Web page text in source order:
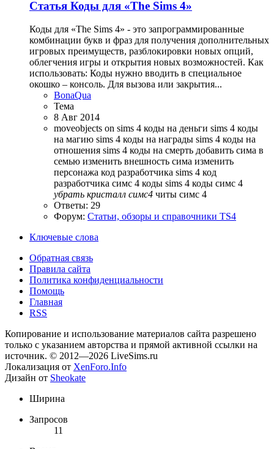
Статья Коды для «The Sims 4»
Коды для «The Sims 4» - это запрограммированные
комбинации букв и фраз для получения дополнительных
игровых преимуществ, разблокировки новых опций,
облегчения игры и открытия новых возможностей. Как
использовать: Коды нужно вводить в специальное
окошко – консоль. Для вызова или закрытия...
BonaQua
Тема
8 Авг 2014
moveobjects on sims 4 коды на деньги sims 4 коды
на магию sims 4 коды на награды sims 4 коды на
отношения sims 4 коды на смерть добавить сима в
семью изменить внешность сима изменить
персонажа код разработчика sims 4 код
разработчика симс 4 коды sims 4 коды симс 4
убрать кристалл симс4 читы симс 4
Ответы: 29
Форум: Статьи, обзоры и справочники TS4
Ключевые слова
Обратная связь
Правила сайта
Политика конфиденциальности
Помощь
Главная
RSS
Копирование и использование материалов сайта разрешено
только с указанием авторства и прямой активной ссылки на
источник. © 2012—2026 LiveSims.ru
Локализация от XenForo.Info
Дизайн от Sheokate
Ширина
Запросов
11